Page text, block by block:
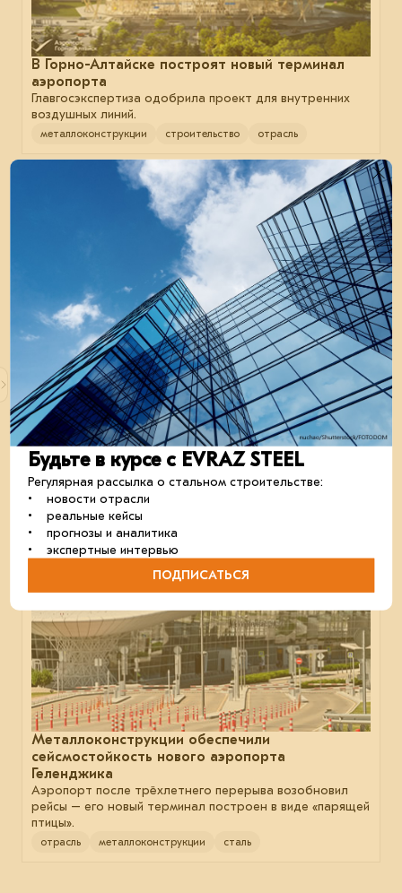
В Горно-Алтайске построят новый терминал
аэропорта
Главгосэкспертиза одобрила проект для внутренних
воздушных линий.
металлоконструкции строительство отрасль
На строительство моста Академика Королёва
ушло 8 тыс. т стали
Переправу строили, не останавливая судоходство
по Москве-реке.
мосты отрасль
18 августа 2025
Металлоконструкции обеспечили
сейсмостойкость нового аэропорта
Геленджика
Аэропорт после трёхлетнего перерыва возобновил
рейсы – его новый терминал построен в виде «парящей
птицы».
отрасль металлоконструкции сталь
Будьте в курсе с EVRAZ STEEL
Регулярная рассылка о стальном строительстве:
• новости отрасли
• реальные кейсы
• прогнозы и аналитика
• экспертные интервью
ПОДПИСАТЬСЯ